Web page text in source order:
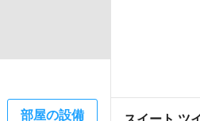
部屋の設備